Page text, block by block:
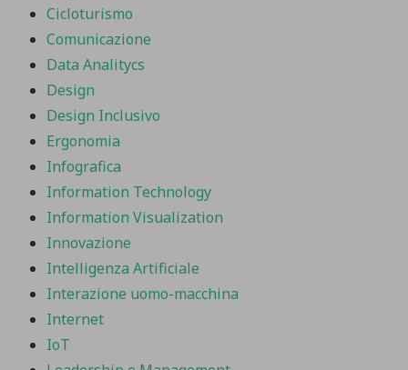
Cicloturismo
Comunicazione
Data Analitycs
Design
Design Inclusivo
Ergonomia
Infografica
Information Technology
Information Visualization
Innovazione
Intelligenza Artificiale
Interazione uomo-macchina
Internet
IoT